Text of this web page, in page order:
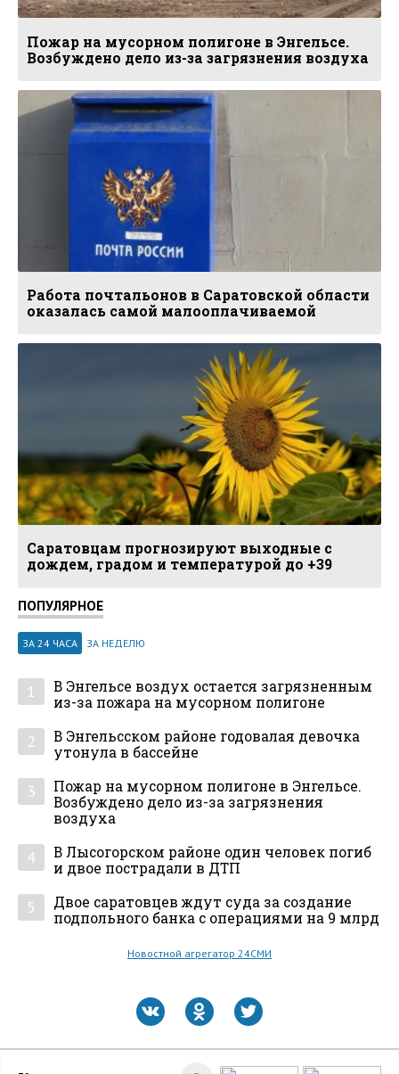
Пожар на мусорном полигоне в Энгельсе.
Возбуждено дело из-за загрязнения воздуха
Работа почтальонов в Саратовской области
оказалась самой малооплачиваемой
Саратовцам прогнозируют выходные с
дождем, градом и температурой до +39
ПОПУЛЯРНОЕ
ЗА 24 ЧАСА ЗА НЕДЕЛЮ
1
В Энгельсе воздух остается загрязненным
из-за пожара на мусорном полигоне
2
В Энгельсском районе годовалая девочка
утонула в бассейне
3
Пожар на мусорном полигоне в Энгельсе.
Возбуждено дело из-за загрязнения
воздуха
4
В Лысогорском районе один человек погиб
и двое пострадали в ДТП
5
Двое саратовцев ждут суда за создание
подпольного банка с операциями на 9 млрд
Новостной агрегатор 24СМИ